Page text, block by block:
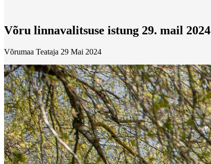
Võru linnavalitsuse istung 29. mail 2024
Võrumaa Teataja 29 Mai 2024